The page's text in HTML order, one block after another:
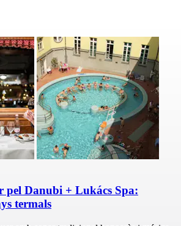
pel Danubi + Lukács Spa:
termals